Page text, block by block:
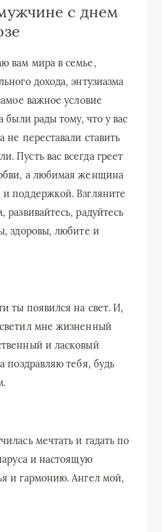
с днем
вам мира в семье,
дохода, энтузиазма
важное условие
были рады тому, что у вас
не переставали ставить
Пусть вас всегда греет
а любимая женщина
поддержкой. Взгляните
радуйтесь
здоровы, любите и
ты появился на свет. И,
мне жизненный
и ласковый
поздравляю тебя, будь
мечтать и гадать по
и настоящую
и гармонию. Ангел мой,